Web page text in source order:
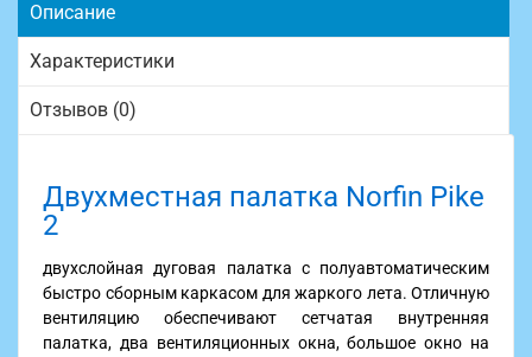
Описание
Характеристики
Отзывов (0)
Двухместная палатка Norfin Pike
2
двухслойная дуговая палатка с полуавтоматическим
быстро сборным каркасом для жаркого лета. Отличную
вентиляцию обеспечивают сетчатая внутренняя
палатка, два вентиляционных окна, большое окно на